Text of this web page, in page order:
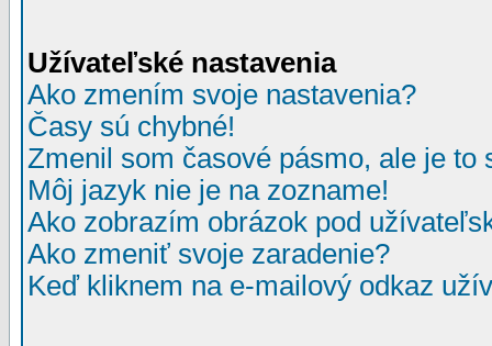
Užívateľské nastavenia
Ako zmením svoje nastavenia?
Časy sú chybné!
Zmenil som časové pásmo, ale je to
Môj jazyk nie je na zozname!
Ako zobrazím obrázok pod
Ako zmeniť svoje zaradenie?
Keď kliknem na e-mailový odkaz